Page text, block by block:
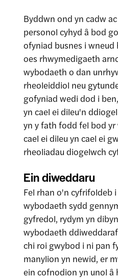
Byddwn ond yn cadw
personol cyhyd â bod
ofyniad busnes i wneud
oes rhwymedigaeth
wybodaeth o dan
rheoleiddiol neu
gofyniad wedi dod i
yn cael ei dileu'n
yn y fath fodd fel bod
cael ei dileu yn cael ei
rheoliadau diogelwch
Ein diweddaru
Fel rhan o'n cyfrifoldeb
wybodaeth sydd
gyfredol, rydym yn
wybodaeth
chi roi gwybod i ni pan
manylion yn newid, er
ein cofnodion yn unol â